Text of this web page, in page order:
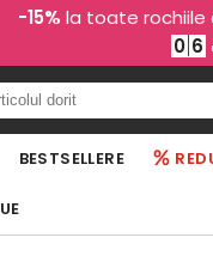
-15% la toate rochiile
0 6
BESTSELLERE